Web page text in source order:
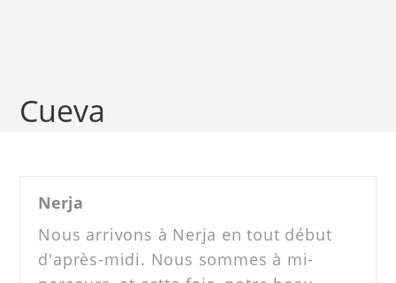
Cueva
Nerja
Nous arrivons à Nerja en tout début
d'après-midi. Nous sommes à mi-